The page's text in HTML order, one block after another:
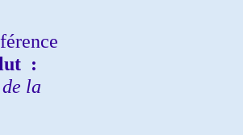
:
la